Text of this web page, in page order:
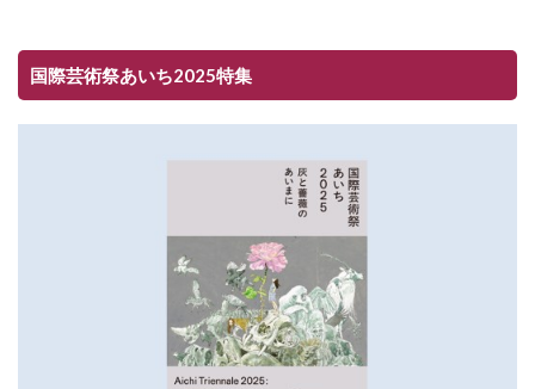
国際芸術祭あいち2025特集